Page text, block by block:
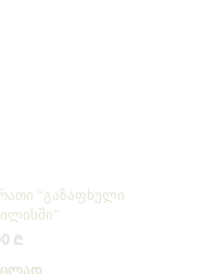
“გაზაფხული
₾